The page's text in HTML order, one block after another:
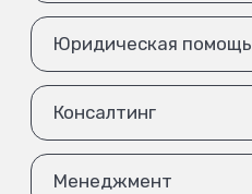
Юридическая помощь
Консалтинг
Менеджмент